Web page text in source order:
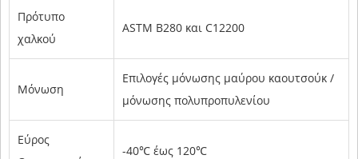
Πρότυπο
χαλκού
ASTM B280 και C12200
Μόνωση
Επιλογές μόνωσης μαύρου καουτσούκ /
μόνωσης πολυπροπυλενίου
Εύρος
-40℃ έως 120℃